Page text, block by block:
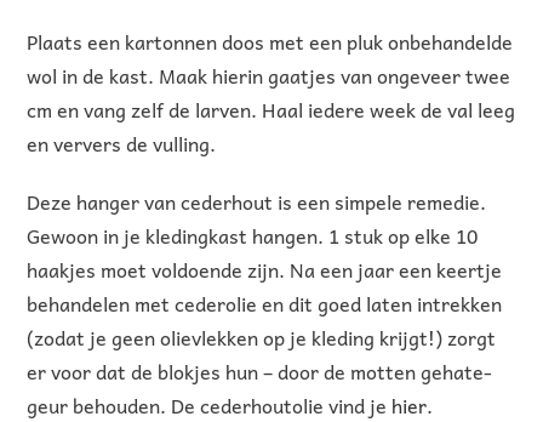
Plaats een kartonnen doos met een pluk onbehandelde
wol in de kast. Maak hierin gaatjes van ongeveer twee
cm en vang zelf de larven. Haal iedere week de val leeg
en ververs de vulling.
Deze hanger van cederhout is een simpele remedie.
Gewoon in je kledingkast hangen. 1 stuk op elke 10
haakjes moet voldoende zijn. Na een jaar een keertje
behandelen met cederolie en dit goed laten intrekken
(zodat je geen olievlekken op je kleding krijgt!) zorgt
er voor dat de blokjes hun – door de motten gehate-
geur behouden. De cederhoutolie vind je hier.